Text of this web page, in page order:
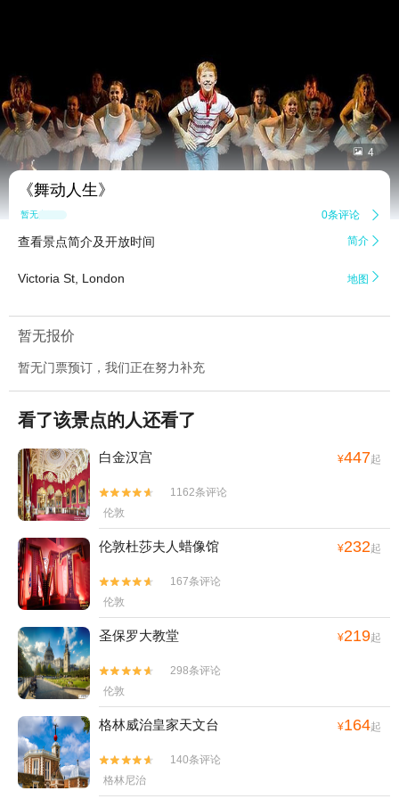
 4
《舞动人生》
暂无点评 0条评论 
查看景点简介及开放时间 简介 
Victoria St, London 地图 
暂无报价
暂无门票预订，我们正在努力补充
看了该景点的人还看了
白金汉宫 ¥447起


1162条评论
伦敦
伦敦杜莎夫人蜡像馆 ¥232起


167条评论
伦敦
圣保罗大教堂 ¥219起


298条评论
伦敦
格林威治皇家天文台 ¥164起


140条评论
格林尼治